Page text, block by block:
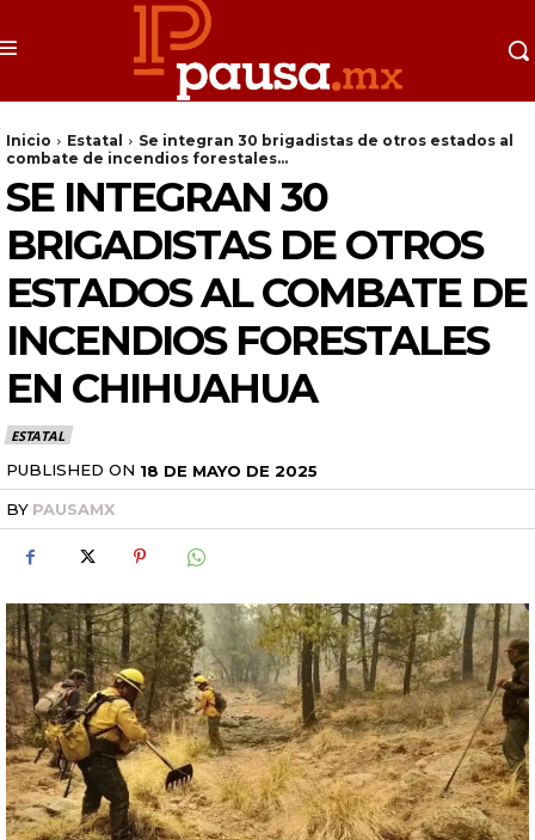
Inicio Estatal
Se integran 30 brigadistas de otros estados al
combate de incendios forestales...
SE INTEGRAN 30
BRIGADISTAS DE OTROS
ESTADOS AL COMBATE DE
INCENDIOS FORESTALES
EN CHIHUAHUA
ESTATAL
PUBLISHED ON 18 DE MAYO DE 2025
BY PAUSAMX